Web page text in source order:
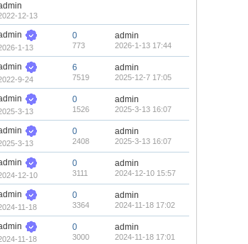
12-13
1-13
0
773
admin
2026-1-13 17:44
9-24
6
7519
admin
2025-12-7 17:05
3-13
0
1526
admin
2025-3-13 16:07
3-13
0
2408
admin
2025-3-13 16:07
12-10
0
3111
admin
2024-12-10 15:57
11-18
0
3364
admin
2024-11-18 17:02
11-18
0
3000
admin
2024-11-18 17:01